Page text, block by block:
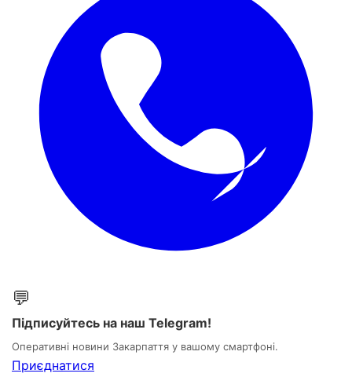
💬
Підписуйтесь на наш Telegram!
Оперативні новини Закарпаття у вашому смартфоні.
Приєднатися